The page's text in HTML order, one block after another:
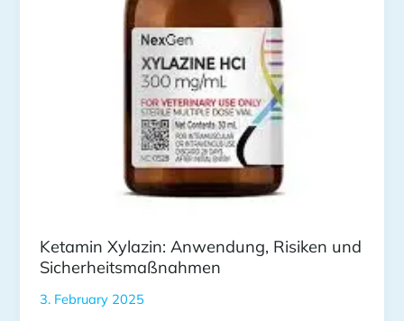
Ketamin Xylazin: Anwendung, Risiken und
Sicherheitsmaßnahmen
3. February 2025